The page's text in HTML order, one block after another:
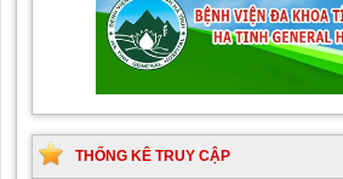
THỐNG KÊ TRUY CẬP